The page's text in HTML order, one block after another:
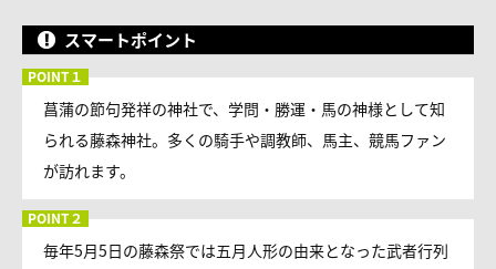
スマートポイント
菖蒲の節句発祥の神社で、学問・勝運・馬の神様として知
られる藤森神社。多くの騎手や調教師、馬主、競馬ファン
が訪れます。
毎年5月5日の藤森祭では五月人形の由来となった武者行列